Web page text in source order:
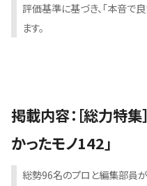
評価基準に基づき、「本音で
ます。
掲載内容：［総力特
かったモノ142」
総勢96名のプロと編集部員が